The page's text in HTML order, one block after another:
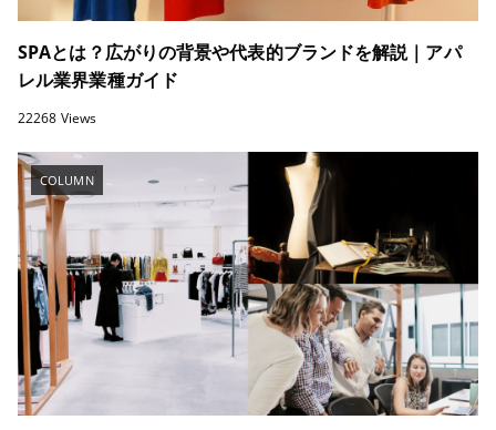
SPAとは？広がりの背景や代表的ブランドを解説｜アパ
レル業界業種ガイド
22268 Views
COLUMN